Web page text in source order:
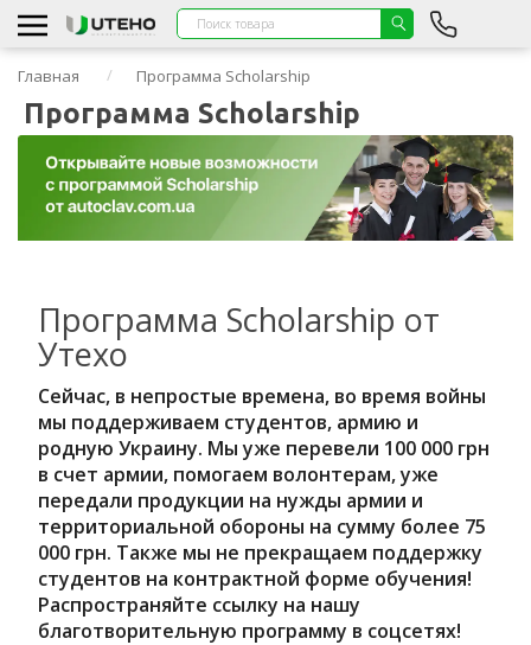
Главная Программа Scholarship
Программа Scholarship
Программа Scholarship от
Утехо
Сейчас, в непростые времена, во время войны
мы поддерживаем студентов, армию и
родную Украину. Мы уже перевели 100 000 грн
в счет армии, помогаем волонтерам, уже
передали продукции на нужды армии и
территориальной обороны на сумму более 75
000 грн. Также мы не прекращаем поддержку
студентов на контрактной форме обучения!
Распространяйте ссылку на нашу
благотворительную программу в соцсетях!